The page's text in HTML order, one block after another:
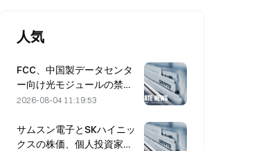
人気
FCC、中国製データセンタ
ー向け光モジュールの禁止
案を策定、Xinyuanは27%
る可能性
2026-08-04 11:19:53
サムスン電子とSKハイニッ
クスの株価、個人投資家の